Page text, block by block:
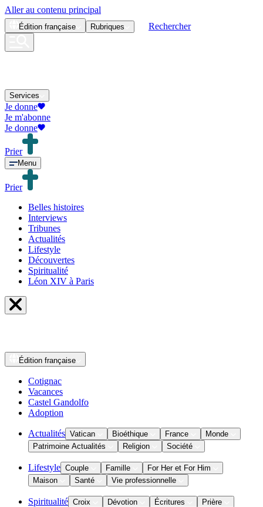
Aller au contenu principal
Édition française Rubriques Rechercher
Services
Je donne
Je m'abonne
Je donne
Prier
Menu
Prier
Belles histoires
Interviews
Tribunes
Actualités
Lifestyle
Découvertes
Spiritualité
Léon XIV à Paris
Édition française
Cotignac
Vacances
Castel Gandolfo
Adoption
Actualités Vatican Bioéthique France
Monde
Patrimoine Actualités
Religion Société
Lifestyle Couple Famille
For Her et For Him
Maison
Santé Vie professionnelle
Spiritualité Croix Dévotion Écritures
Prière